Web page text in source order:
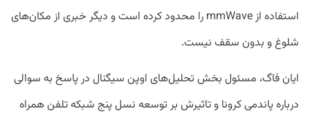
استفاده از mmWave را محدود کرده است و دیگر خبری از مکان‌های
شلوغ و بدون سقف نیست.
ایان فاگ، مسئول بخش تحلیل‌های اوپن سیگنال در پاسخ به سوالی
درباره پاندمی کرونا و تاثیرش بر توسعه نسل پنج شبکه تلفن همراه